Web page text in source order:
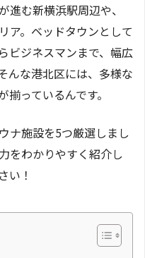
む新横浜駅周辺や、
ア。ベッドタウンとして
ビジネスマンまで、幅広
んな港北区には、多様な
っているんです。
ナ施設を5つ厳選しまし
をわかりやすく紹介し
い！